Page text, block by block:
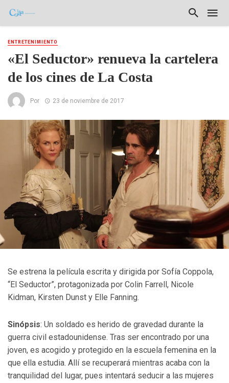
ENTRETENIMIENTO
«El Seductor» renueva la cartelera
de los cines de La Costa
Por 23 de noviembre de 2017
Se estrena la película escrita y dirigida por Sofía Coppola,
“El Seductor”, protagonizada por Colin Farrell, Nicole
Kidman, Kirsten Dunst y Elle Fanning.
Sinópsis: Un soldado es herido de gravedad durante la
guerra civil estadounidense. Tras ser encontrado por una
joven, es acogido y protegido en la escuela femenina en la
que ella estudia. Allí se recuperará mientras acaba con la
tranquilidad del lugar, pues intentará seducir a las mujeres